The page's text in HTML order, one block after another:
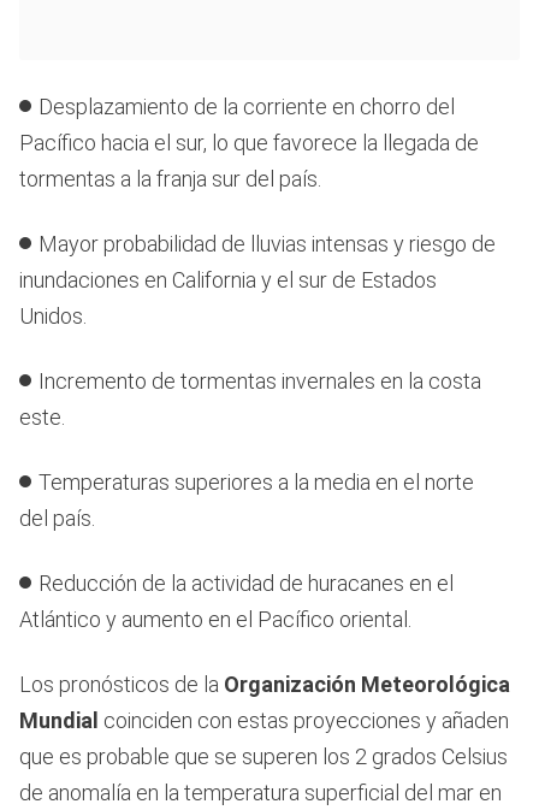
Desplazamiento de la corriente en chorro del
Pacífico hacia el sur, lo que favorece la llegada de
tormentas a la franja sur del país.
Mayor probabilidad de lluvias intensas y riesgo de
inundaciones en California y el sur de Estados
Unidos.
Incremento de tormentas invernales en la costa
este.
Temperaturas superiores a la media en el norte
del país.
Reducción de la actividad de huracanes en el
Atlántico y aumento en el Pacífico oriental.
Los pronósticos de la Organización Meteorológica
Mundial coinciden con estas proyecciones y añaden
que es probable que se superen los 2 grados Celsius
de anomalía en la temperatura superficial del mar en